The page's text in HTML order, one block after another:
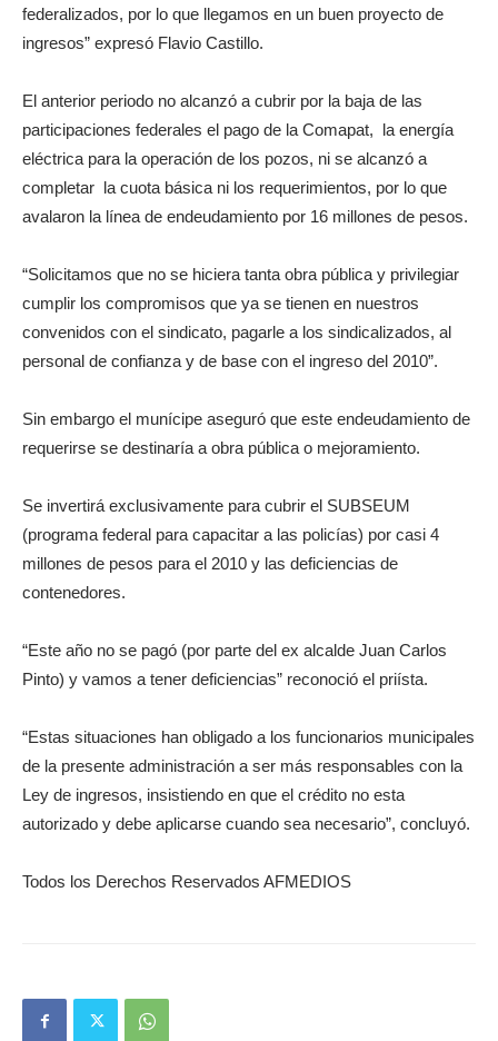
federalizados, por lo que llegamos en un buen proyecto de
ingresos” expresó Flavio Castillo.
El anterior periodo no alcanzó a cubrir por la baja de las
participaciones federales el pago de la Comapat, la energía
eléctrica para la operación de los pozos, ni se alcanzó a
completar la cuota básica ni los requerimientos, por lo que
avalaron la línea de endeudamiento por 16 millones de pesos.
“Solicitamos que no se hiciera tanta obra pública y privilegiar
cumplir los compromisos que ya se tienen en nuestros
convenidos con el sindicato, pagarle a los sindicalizados, al
personal de confianza y de base con el ingreso del 2010”.
Sin embargo el munícipe aseguró que este endeudamiento de
requerirse se destinaría a obra pública o mejoramiento.
Se invertirá exclusivamente para cubrir el SUBSEUM
(programa federal para capacitar a las policías) por casi 4
millones de pesos para el 2010 y las deficiencias de
contenedores.
“Este año no se pagó (por parte del ex alcalde Juan Carlos
Pinto) y vamos a tener deficiencias” reconoció el priísta.
“Estas situaciones han obligado a los funcionarios municipales
de la presente administración a ser más responsables con la
Ley de ingresos, insistiendo en que el crédito no esta
autorizado y debe aplicarse cuando sea necesario”, concluyó.
Todos los Derechos Reservados AFMEDIOS